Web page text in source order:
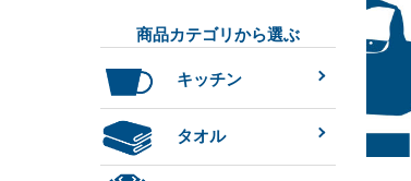
商品カテゴリから選ぶ
キッチン
タオル